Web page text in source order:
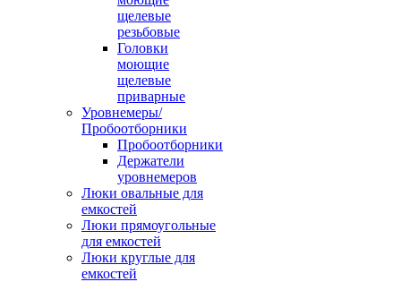
щелевые
резьбовые
Головки
моющие
щелевые
приварные
Уровнемеры/
Пробоотборники
Пробоотборники
Держатели
уровнемеров
Люки овальные для
емкостей
Люки прямоугольные
для емкостей
Люки круглые для
емкостей